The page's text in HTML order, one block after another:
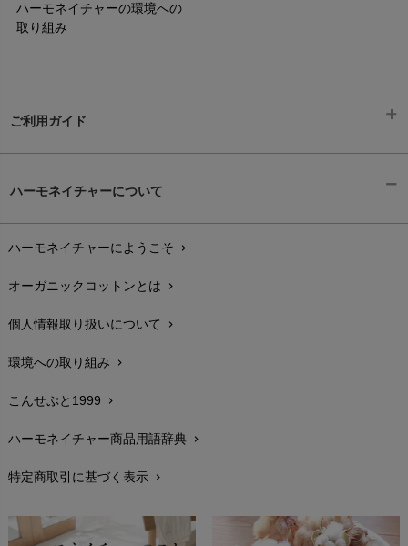
ハーモネイチャーの環境への
取り組み
ご利用ガイド
配送と送料chevron_right
在庫状況と発送予定chevron_right
サイズ・寸法chevron_right
生地・素材chevron_right
お手入れについて
レビューを書こうchevron_right
返品交換chevron_right
FAXでのご注文
ハーモネイチャーについて
ハーモネイチャーにようこそ chevron_right
オーガニックコットンとは chevron_right
個人情報取り扱いについて chevron_right
環境への取り組み chevron_right
こんせぷと1999 chevron_right
ハーモネイチャー商品用語辞典 chevron_right
特定商取引に基づく表示 chevron_right